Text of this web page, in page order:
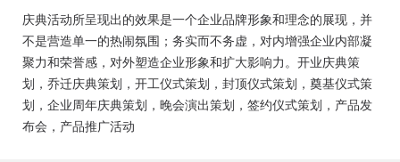
策划、成都启动仪式策划、成都揭幕仪式策划、成都开
工仪式策划、成都竣工仪式策划、成都封顶仪式策划、
成都奠基仪式策划、成都签约仪式策划、成都挂牌仪式
策划、成都揭牌仪式策划、成都颁奖典礼策划
庆典活动所呈现出的效果是一个企业品牌形象和理念的展现，并
不是营造单一的热闹氛围；务实而不务虚，对内增强企业内部凝
聚力和荣誉感，对外塑造企业形象和扩大影响力。开业庆典策
划，乔迁庆典策划，开工仪式策划，封顶仪式策划，奠基仪式策
划，企业周年庆典策划，晚会演出策划，签约仪式策划，产品发
布会，产品推广活动